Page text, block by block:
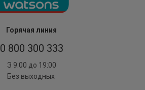
Горячая линия
0 800 300 333
З 9:00 до 19:00
Без выходных